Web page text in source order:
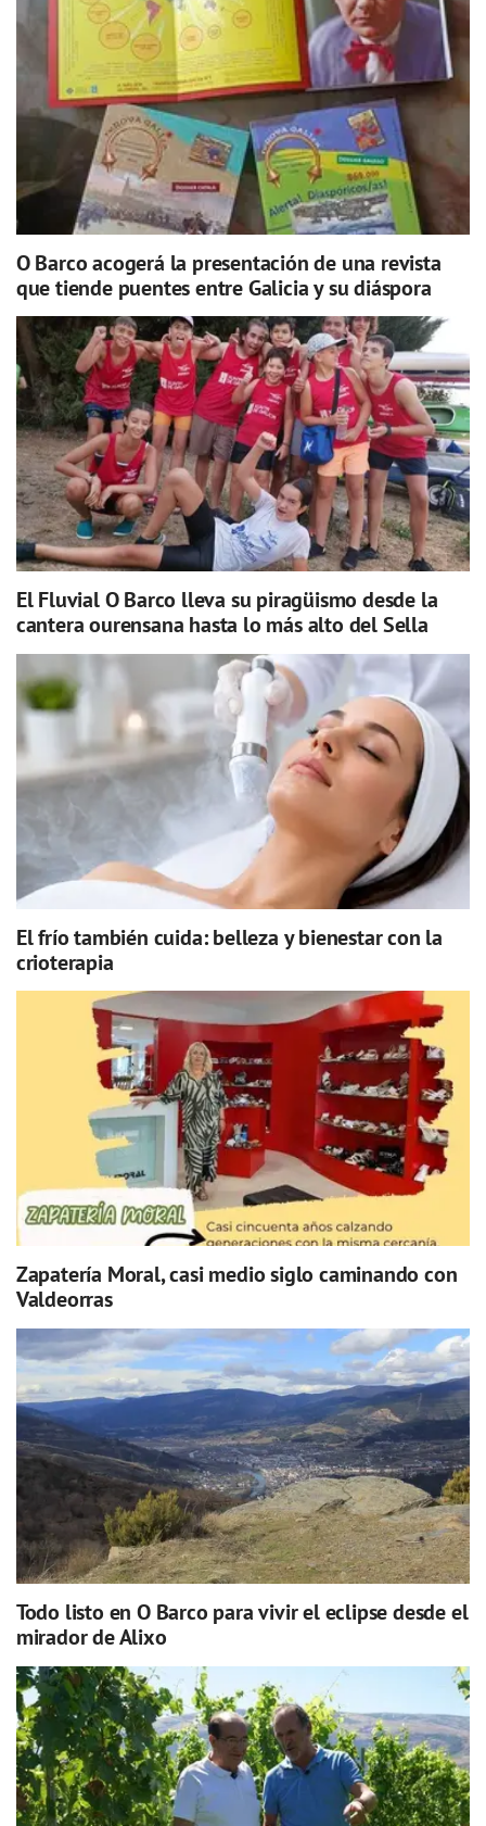
O Barco acogerá la presentación de una revista
que tiende puentes entre Galicia y su diáspora
El Fluvial O Barco lleva su piragüismo desde la
cantera ourensana hasta lo más alto del Sella
El frío también cuida: belleza y bienestar con la
crioterapia
Zapatería Moral, casi medio siglo caminando con
Valdeorras
Todo listo en O Barco para vivir el eclipse desde el
mirador de Alixo